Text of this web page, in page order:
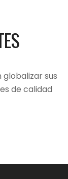
sus
de calidad